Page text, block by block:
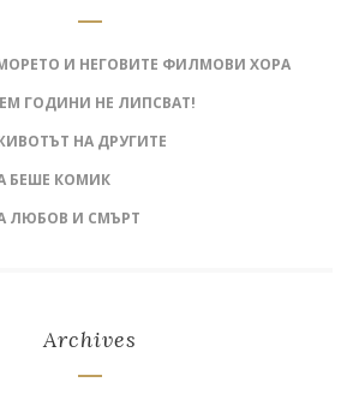
МОРЕТО И НЕГОВИТЕ ФИЛМОВИ ХОРА
ГОДИНИ НЕ ЛИПСВАТ!
НА ДРУГИТЕ
БЕШЕ КОМИК
ЛЮБОВ И СМЪРТ
Archives